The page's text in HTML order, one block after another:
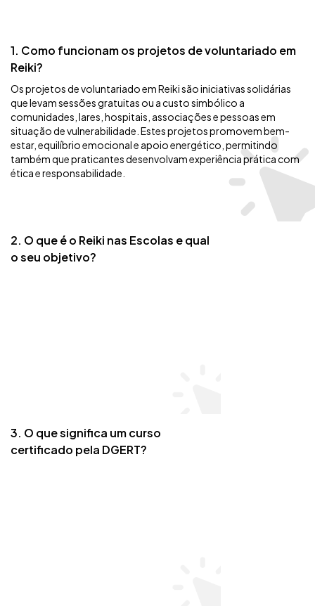
1. Como funcionam os projetos de voluntariado em
Reiki?
Os projetos de voluntariado em Reiki são iniciativas solidárias
que levam sessões gratuitas ou a custo simbólico a
comunidades, lares, hospitais, associações e pessoas em
situação de vulnerabilidade. Estes projetos promovem bem-
estar, equilíbrio emocional e apoio energético, permitindo
também que praticantes desenvolvam experiência prática com
ética e responsabilidade.
2. O que é o Reiki nas Escolas e qual
o seu objetivo?
3. O que significa um curso
certificado pela DGERT?